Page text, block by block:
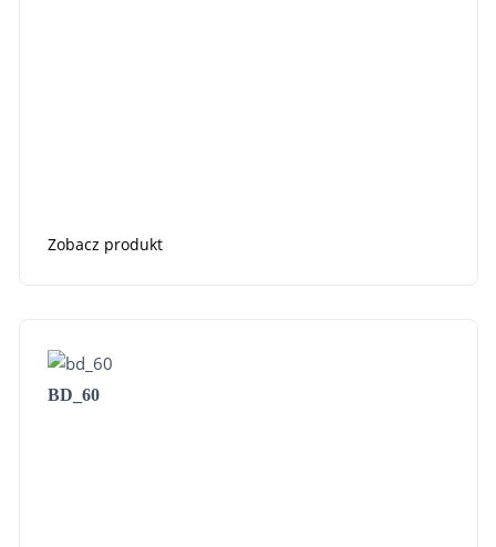
Zobacz produkt
BD_60